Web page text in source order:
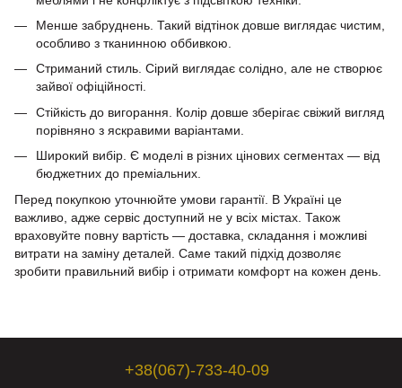
Менше забруднень. Такий відтінок довше виглядає чистим,
особливо з тканинною оббивкою.
Стриманий стиль. Сірий виглядає солідно, але не створює
зайвої офіційності.
Стійкість до вигорання. Колір довше зберігає свіжий вигляд
порівняно з яскравими варіантами.
Широкий вибір. Є моделі в різних цінових сегментах — від
бюджетних до преміальних.
Перед покупкою уточнюйте умови гарантії. В Україні це
важливо, адже сервіс доступний не у всіх містах. Також
враховуйте повну вартість — доставка, складання і можливі
витрати на заміну деталей. Саме такий підхід дозволяє
зробити правильний вибір і отримати комфорт на кожен день.
+38(067)-733-40-09